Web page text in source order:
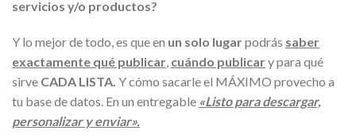
servicios y/o productos?
Y lo mejor de todo, es que en un solo lugarpodrás saber
exactamente qué publicar, cuándo publicary para qué
sirve CADA LISTA. Y cómo sacarle el MÁXIMO provecho a
tu base de datos. En un entregable «Listo para descargar,
personalizar y enviar».